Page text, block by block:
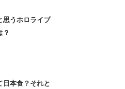
思うホロライブ
？
日本食？それと